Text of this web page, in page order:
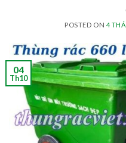
POSTED ON 4
04
Th10